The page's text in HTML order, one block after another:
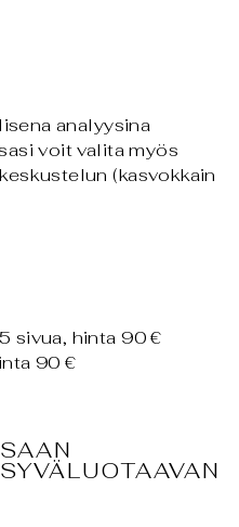
analyysina
voit valita myös
(kasvokkain
sivua, hinta 90 €
90 €